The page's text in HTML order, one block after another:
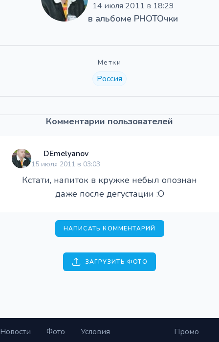
14 июля 2011 в 18:29
в альбоме PHOTOчки
Метки
Россия
Комментарии пользователей
DEmelyanov
15 июля 2011 в 03:03
Кстати, напиток в кружке небыл опознан
даже после дегустации :O
НАПИСАТЬ КОММЕНТАРИЙ
ЗАГРУЗИТЬ ФОТО
Новости Фото
Условия
Промо